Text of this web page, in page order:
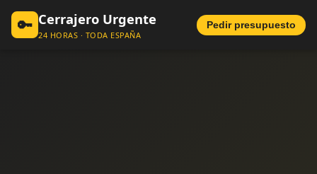
🔑 Cerrajero Urgente
24 HORAS · TODA ESPAÑA
Pedir presupuesto